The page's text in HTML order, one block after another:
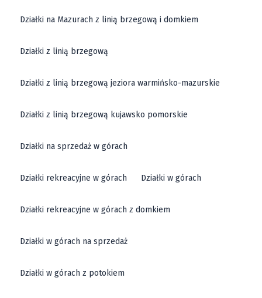
Działki na Mazurach z linią brzegową i domkiem
Działki z linią brzegową
Działki z linią brzegową jeziora warmińsko-mazurskie
Działki z linią brzegową kujawsko pomorskie
Działki na sprzedaż w górach
Działki rekreacyjne w górach Działki w górach
Działki rekreacyjne w górach z domkiem
Działki w górach na sprzedaż
Działki w górach z potokiem